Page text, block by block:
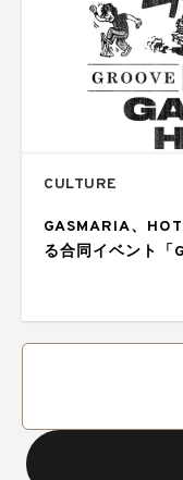
CULTURE
GASMARIA、
る合同イベント「